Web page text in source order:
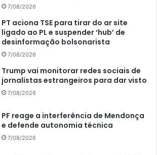
7/08/2026
PT aciona TSE para tirar do ar site
ligado ao PL e suspender ‘hub’ de
desinformação bolsonarista
7/08/2026
Trump vai monitorar redes sociais de
jornalistas estrangeiros para dar visto
7/08/2026
PF reage a interferência de Mendonça
e defende autonomia técnica
7/08/2026